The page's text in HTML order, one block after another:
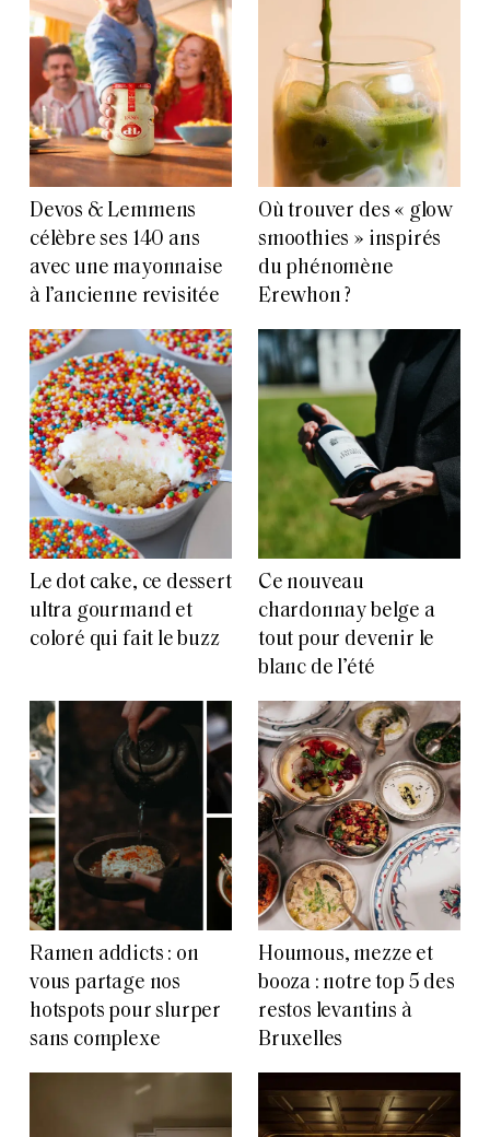
Devos & Lemmens
célèbre ses 140 ans
avec une mayonnaise
à l’ancienne revisitée
Où trouver des « glow
smoothies » inspirés
du phénomène
Erewhon ?
Le dot cake, ce dessert
ultra gourmand et
coloré qui fait le buzz
Ce nouveau
chardonnay belge a
tout pour devenir le
blanc de l’été
Ramen addicts : on
vous partage nos
hotspots pour slurper
sans complexe
Houmous, mezze et
booza : notre top 5 des
restos levantins à
Bruxelles